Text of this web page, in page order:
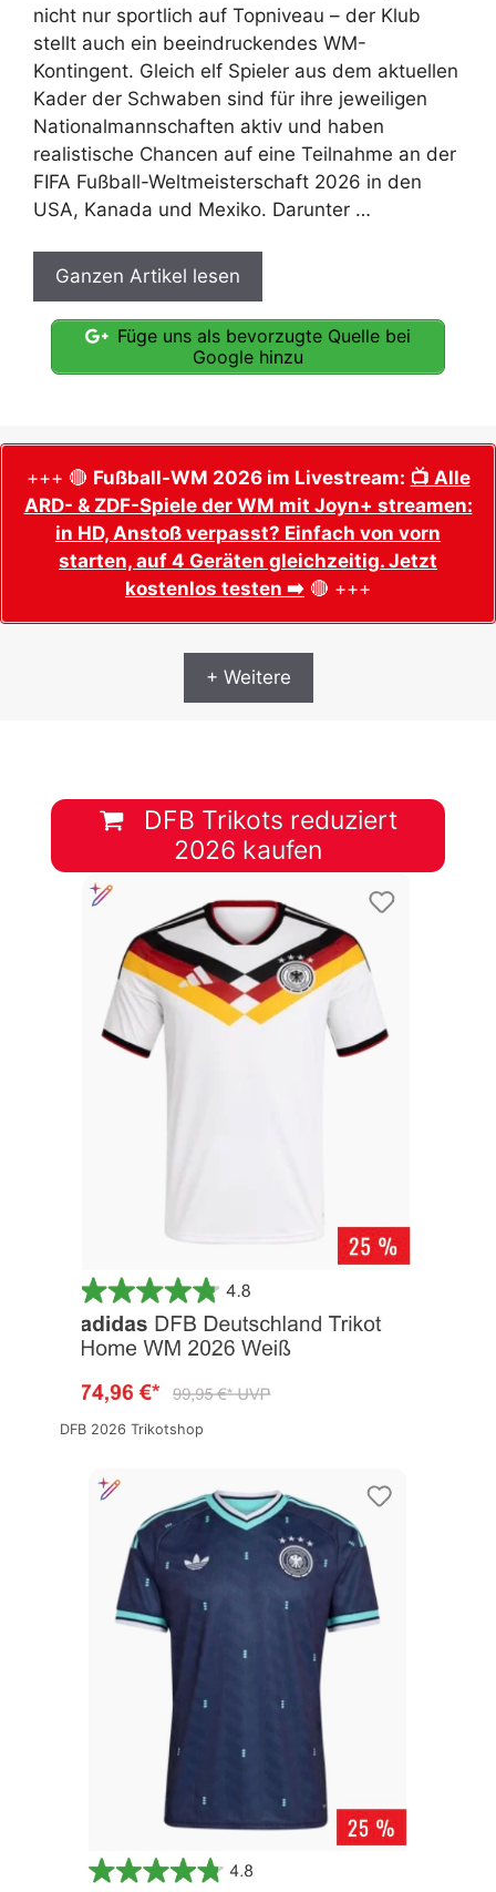
nicht nur sportlich auf Topniveau – der Klub
stellt auch ein beeindruckendes WM-
Kontingent. Gleich elf Spieler aus dem aktuellen
Kader der Schwaben sind für ihre jeweiligen
Nationalmannschaften aktiv und haben
realistische Chancen auf eine Teilnahme an der
FIFA Fußball-Weltmeisterschaft 2026 in den
USA, Kanada und Mexiko. Darunter …
Ganzen Artikel lesen
Füge uns als bevorzugte Quelle bei
Google hinzu
+++ 🔴 Fußball-WM 2026 im Livestream: 📺 Alle
ARD- & ZDF-Spiele der WM mit Joyn+ streamen:
in HD, Anstoß verpasst? Einfach von vorn
starten, auf 4 Geräten gleichzeitig. Jetzt
kostenlos testen ➡️ 🔴 +++
+ Weitere
DFB Trikots reduziert
2026 kaufen
DFB 2026 Trikotshop